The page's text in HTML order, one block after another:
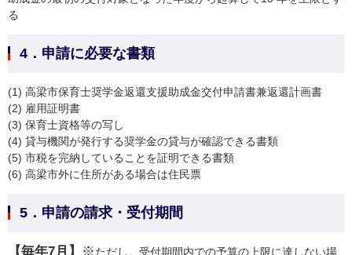
る
4．申請に必要な書類
(1) 高梁市保育士奨学金返還支援助成金交付申請書兼返還計画書
(2) 雇用証明書
(3) 保育士資格等の写し
(4) 貸与機関が発行する奨学金の貸与が確認できる書類
(5) 市税を完納していることを証明できる書類
(6) 高梁市外に住所がある場合は住民票
5．申請の請求・受付期間
【毎年7月】 ※ただし、受付期間内での予算の上限に達しない場